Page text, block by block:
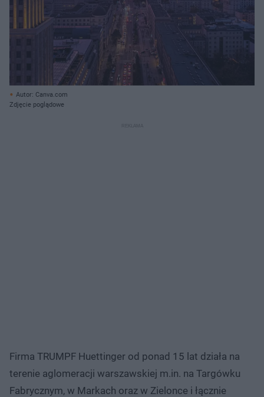
Autor: Canva.com
Zdjęcie poglądowe
Firma TRUMPF Huettinger od ponad 15 lat działa na
terenie aglomeracji warszawskiej m.in. na Targówku
Fabrycznym, w Markach oraz w Zielonce i łącznie